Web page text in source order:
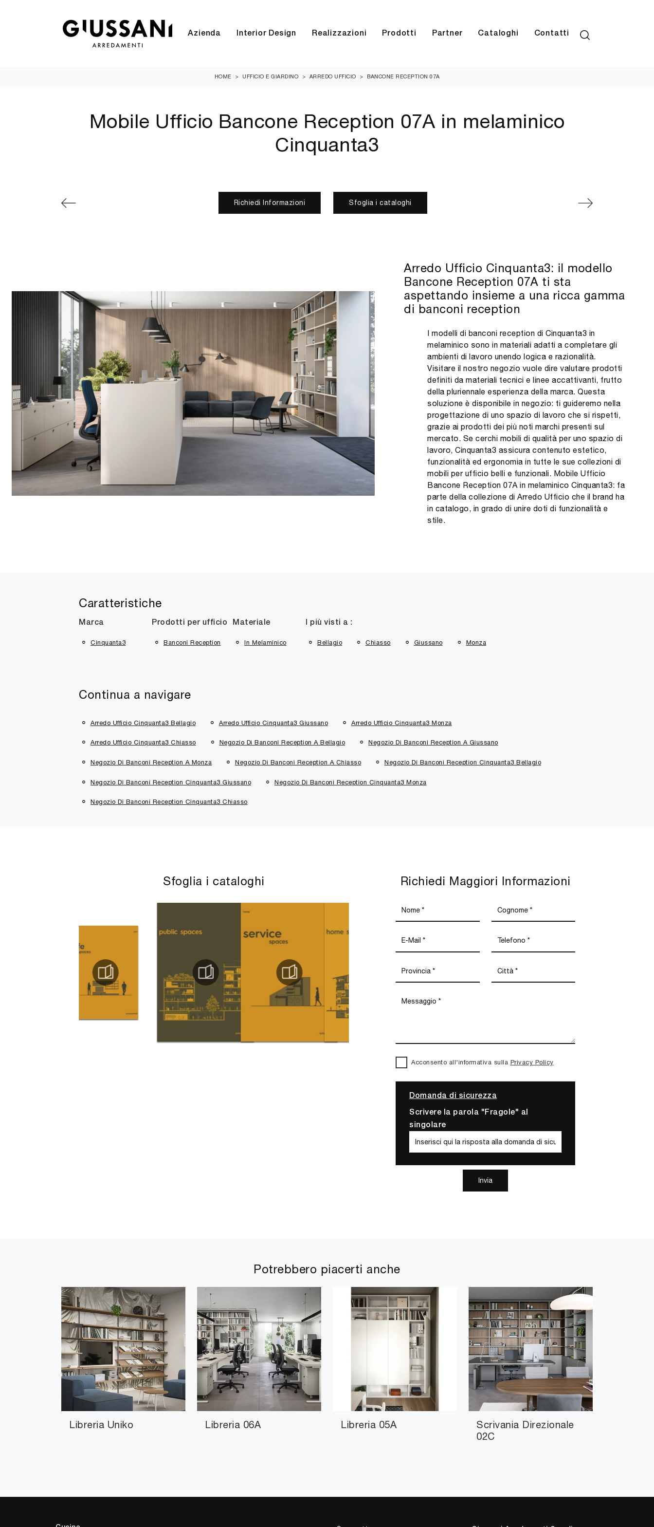
Azienda Interior Design Realizzazioni Prodotti Partner Cataloghi Contatti
HOME > UFFICIO E GIARDINO > ARREDO UFFICIO > BANCONE RECEPTION 07A
Mobile Ufficio Bancone Reception 07A in melaminico
Cinquanta3
Richiedi Informazioni Sfoglia i cataloghi
Arredo Ufficio Cinquanta3: il modello
Bancone Reception 07A ti sta
aspettando insieme a una ricca gamma
di banconi reception
I modelli di banconi reception di Cinquanta3 in
melaminico sono in materiali adatti a completare gli
ambienti di lavoro unendo logica e razionalità.
Visitare il nostro negozio vuole dire valutare prodotti
definiti da materiali tecnici e linee accattivanti, frutto
della pluriennale esperienza della marca. Questa
soluzione è disponibile in negozio: ti guideremo nella
progettazione di uno spazio di lavoro che si rispetti,
grazie ai prodotti dei più noti marchi presenti sul
mercato. Se cerchi mobili di qualità per uno spazio di
lavoro, Cinquanta3 assicura contenuto estetico,
funzionalità ed ergonomia in tutte le sue collezioni di
mobili per ufficio belli e funzionali. Mobile Ufficio
Bancone Reception 07A in melaminico Cinquanta3: fa
parte della collezione di Arredo Ufficio che il brand ha
in catalogo, in grado di unire doti di funzionalità e
stile.
Caratteristiche
Marca
Cinquanta3
Prodotti per ufficio
Banconi Reception
Materiale
In Melaminico
I più visti a :
Bellagio Chiasso Giussano Monza
Continua a navigare
Arredo Ufficio Cinquanta3 Bellagio Arredo Ufficio Cinquanta3 Giussano Arredo Ufficio Cinquanta3 Monza
Arredo Ufficio Cinquanta3 Chiasso Negozio Di Banconi Reception A Bellagio Negozio Di Banconi Reception A Giussano
Negozio Di Banconi Reception A Monza Negozio Di Banconi Reception A Chiasso Negozio Di Banconi Reception Cinquanta3 Bellagio
Negozio Di Banconi Reception Cinquanta3 Giussano Negozio Di Banconi Reception Cinquanta3 Monza
Negozio Di Banconi Reception Cinquanta3 Chiasso
Sfoglia i cataloghi Richiedi Maggiori Informazioni
Acconsento all'informativa sulla Privacy Policy
Domanda di sicurezza
Scrivere la parola "Fragole" al
singolare
Invia
Potrebbero piacerti anche
Libreria Uniko Libreria 06A Libreria 05A
Scrivania Direzionale
02C